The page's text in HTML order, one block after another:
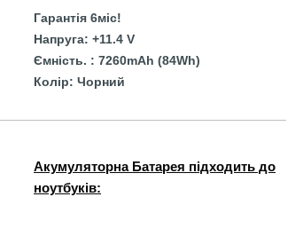
Гарантія 6міс!
Напруга: +11.4 V
Ємність. : 7260mAh (84Wh)
Колір: Чорний
Акумуляторна Батарея підходить до
ноутбуків: